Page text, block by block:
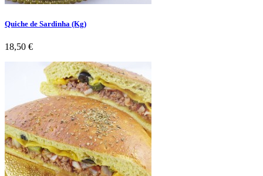
Quiche de Sardinha (Kg)
Preço
18,50 €